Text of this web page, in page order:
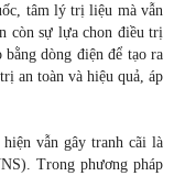
tâm lý trị liệu mà vẫn
còn sự lựa chon điều trị
dòng điện để tạo ra
an toàn và hiệu quả, áp
vẫn gây tranh cãi là
Trong phương pháp